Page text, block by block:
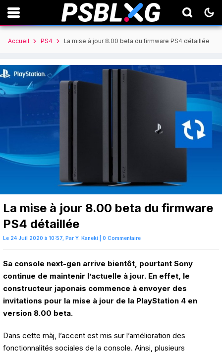
Accueil PS4 La mise à jour 8.00 beta du firmware PS4 détaillée
La mise à jour 8.00 beta du firmware
PS4 détaillée
Le 24 Juil 2020 à 10:57, Par Y. Kaneki 0 Commentaire
Sa console next-gen arrive bientôt, pourtant Sony
continue de maintenir l’actuelle à jour. En effet, le
constructeur japonais commence à envoyer des
invitations pour la mise à jour de la PlayStation 4 en
version 8.00 beta.
Dans cette màj, l’accent est mis sur l’amélioration des
fonctionnalités sociales de la console. Ainsi, plusieurs